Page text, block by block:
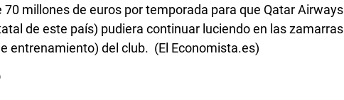
70 millones de euros por temporada para que Qatar Airways
de este país) pudiera continuar luciendo en las zamarras
entrenamiento) del club. (El Economista.es)